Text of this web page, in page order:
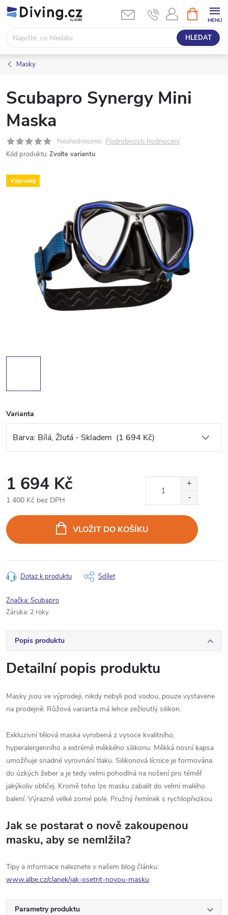
Přejít
na
obsah
HLEDAT
NÁKUPNÍ
KOŠÍK
Masky
Scubapro Synergy Mini
Maska
Neohodnoceno Podrobnosti hodnocení
Kód produktu: Zvolte variantu
Výprodej
Varianta
1 694 Kč
1 400 Kč bez DPH
cena:
VLOŽIT DO KOŠÍKU
Dotaz k produktu Sdílet
Značka:Scubapro
Záruka: 2 roky
Popis produktu
Detailní popis produktu
Masky jsou ve výprodeji, nikdy nebyli pod vodou, pouze vystavene
na prodejně. Růžová varianta má lehce zežloutlý silikon.
Exkluzivní tělová maska vyrobená z vysoce kvalitního,
hyperalergenního a extrémě měkkého silikonu. Měkká nosní kapsa
umožňuje snadné vyrovnání tlaku. Silikonová lícnice je formována
do úzkých žeber a je tedy velmi pohodlná na nošení pro téměř
jakýkoliv obličej. Kromě toho lze masku zabalit do velmi malého
balení. Výrazně velké zorné pole. Pružný řemínek s rychlopřezkou
Jak se postarat o nově zakoupenou
masku, aby se nemlžila?
Tipy a informace naleznete v našem blog článku:
www.albe.cz/clanek/jak-osetrit-novou-masku
Parametry produktu